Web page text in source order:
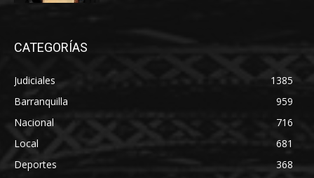
CATEGORÍAS
Judiciales
1385
Barranquilla
959
Nacional
716
Local
681
Deportes
368